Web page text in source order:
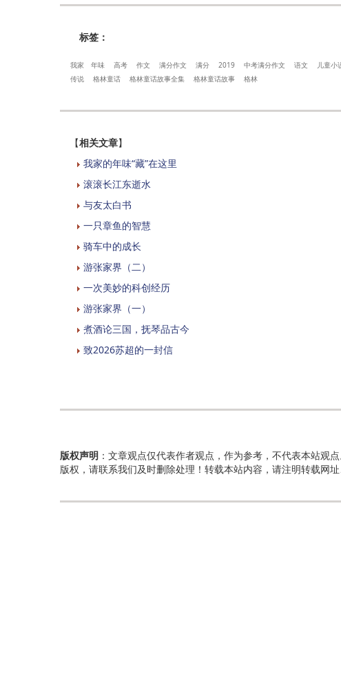
标签：
我家 年味 高考 作文 满分作文 满分 2019 中考满分作文 语文 儿童小
传说
格林童话 格林童话故事全集 格林童话故事 格林
【相关文章】
我家的年味“藏”在这里
滚滚长江东逝水
与友太白书
一只章鱼的智慧
骑车中的成长
游张家界（二）
一次美妙的科创经历
游张家界（一）
煮酒论三国，抚琴品古今
致2026苏超的一封信
版权声明 ：文章观点仅代表作者观点，作为参考，不代表本站观
版权，请联系我们及时删除处理！转载本站内容，请注明转载网